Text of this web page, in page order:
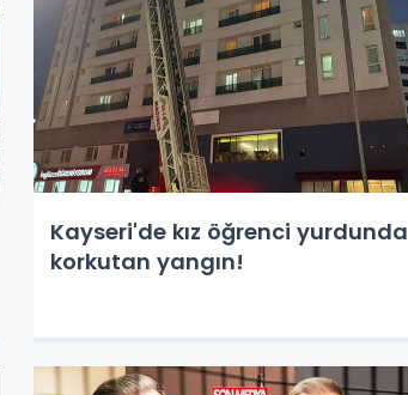
Kayseri'de kız öğrenci yurdunda
korkutan yangın!